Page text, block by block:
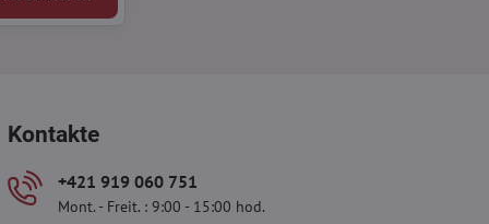
Kontakte
+421 919 060 751
Mont. - Freit. : 9:00 - 15:00 hod.